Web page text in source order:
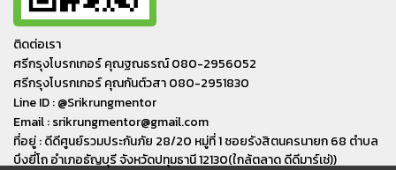
ติดต่อเรา
ศรีกรุงโบรกเกอร์ คุณฐณธรณ์ 080-2956052
ศรีกรุงโบรกเกอร์ คุณกันต์วสา 080-2951830
Line ID : @Srikrungmentor
Email : srikrungmentor@gmail.com
ที่อยู่ : ดีดีศูนย์รวมประกันภัย 28/20 หมู่ที่ 1 ซอยรังสิตนครนายก 68 ตำบล
บึงยี่โถ อำเภอ​ธัญบุรี​ จังหวัดปทุมธานี​ 12130(ใกล้ตลาด ดีดีมาร์เช่))